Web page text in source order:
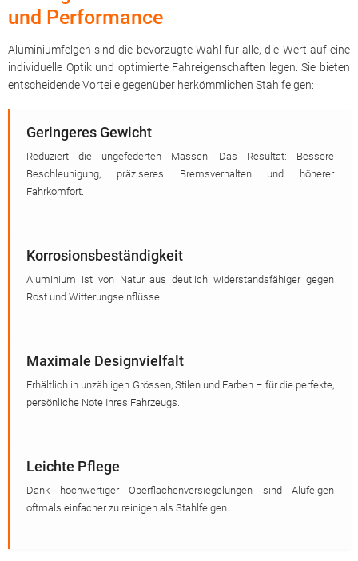
und Performance
Aluminiumfelgen sind die bevorzugte Wahl für alle, die Wert auf eine
individuelle Optik und optimierte Fahreigenschaften legen. Sie bieten
entscheidende Vorteile gegenüber herkömmlichen Stahlfelgen:
Geringeres Gewicht
Reduziert die ungefederten Massen. Das Resultat: Bessere
Beschleunigung, präziseres Bremsverhalten und höherer
Fahrkomfort.
Korrosionsbeständigkeit
Aluminium ist von Natur aus deutlich widerstandsfähiger gegen
Rost und Witterungseinflüsse.
Maximale Designvielfalt
Erhältlich in unzähligen Grössen, Stilen und Farben – für die perfekte,
persönliche Note Ihres Fahrzeugs.
Leichte Pflege
Dank hochwertiger Oberflächenversiegelungen sind Alufelgen
oftmals einfacher zu reinigen als Stahlfelgen.